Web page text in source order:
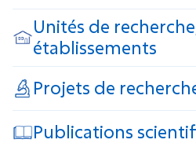
Unités de
établissements
Projets de
Publications